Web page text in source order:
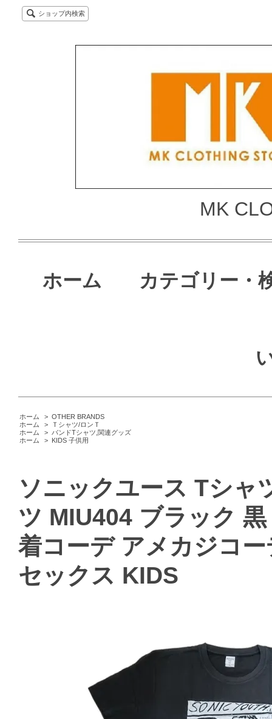
ショップ内検索
MK
ホーム カテゴリー・
ホーム > OTHER BRANDS
ホーム
>
Ｔシャツ/ロンＴ
ホーム
> バンドTシャツ,関連グッズ
ホーム
> KIDS 子供用
ソニックユース Tシ
ツ MIU404 ブラック
着コーデ アメカジコ
セックス KIDS